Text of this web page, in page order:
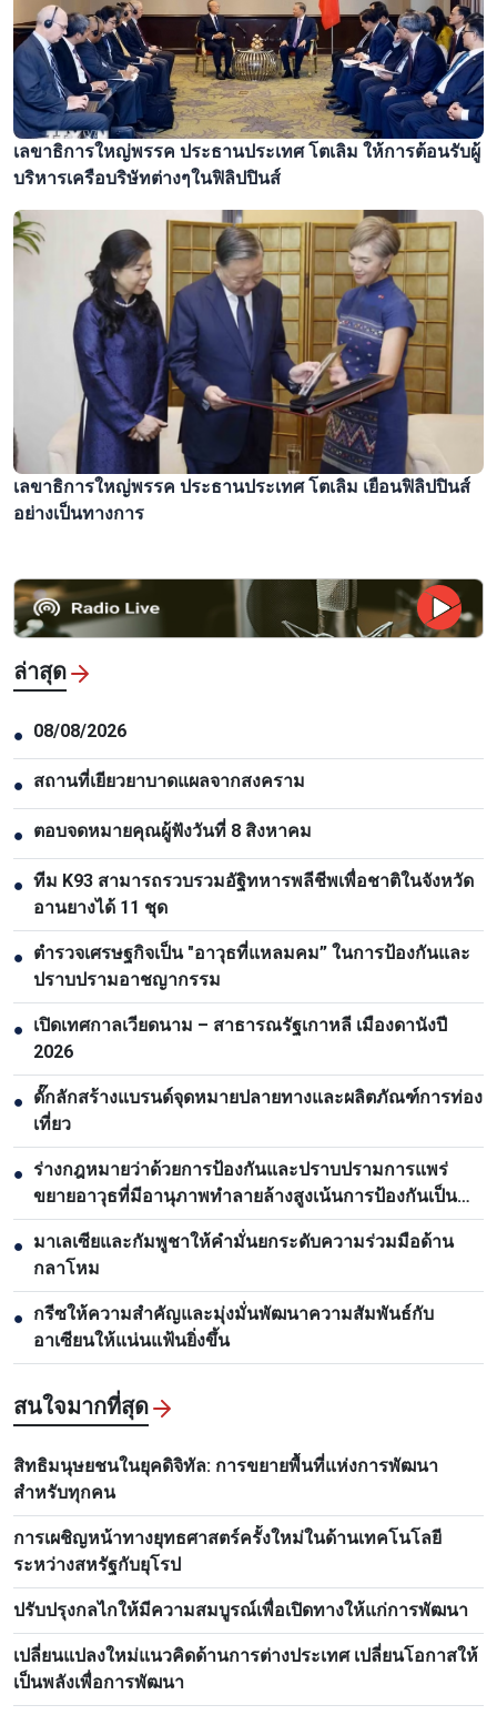
เลขาธิการใหญ่พรรค ประธานประเทศ โตเลิม ให้การต้อนรับผู้
บริหารเครือบริษัทต่างๆในฟิลิปปินส์
เลขาธิการใหญ่พรรค ประธานประเทศ โตเลิม เยือนฟิลิปปินส์
อย่างเป็นทางการ
ล่าสุด
● 08/08/2026
● สถานที่เยียวยาบาดแผลจากสงคราม
● ตอบจดหมายคุณผู้ฟังวันที่ 8 สิงหาคม
● ทีม K93 สามารถรวบรวมอัฐิทหารพลีชีพเพื่อชาติในจังหวัด
อานยางได้ 11 ชุด
● ตำรวจเศรษฐกิจเป็น "อาวุธที่แหลมคม” ในการป้องกันและ
ปราบปรามอาชญากรรม
● เปิดเทศกาลเวียดนาม – สาธารณรัฐเกาหลี เมืองดานังปี
2026
● ดั๊กลักสร้างแบรนด์จุดหมายปลายทางและผลิตภัณฑ์การท่อง
เที่ยว
● ร่างกฎหมายว่าด้วยการป้องกันและปราบปรามการแพร่
ขยายอาวุธที่มีอานุภาพทำลายล้างสูงเน้นการป้องกันเป็น
หลัก
● มาเลเซียและกัมพูชาให้คำมั่นยกระดับความร่วมมือด้าน
กลาโหม
● กรีซให้ความสำคัญและมุ่งมั่นพัฒนาความสัมพันธ์กับ
อาเซียนให้แน่นแฟ้นยิ่งขึ้น
สนใจมากที่สุด
สิทธิมนุษยชนในยุคดิจิทัล: การขยายพื้นที่แห่งการพัฒนา
สำหรับทุกคน
การเผชิญหน้าทางยุทธศาสตร์ครั้งใหม่ในด้านเทคโนโลยี
ระหว่างสหรัฐกับยุโรป
ปรับปรุงกลไกให้มีความสมบูรณ์เพื่อเปิดทางให้แก่การพัฒนา
เปลี่ยนแปลงใหม่แนวคิดด้านการต่างประเทศ เปลี่ยนโอกาสให้
เป็นพลังเพื่อการพัฒนา